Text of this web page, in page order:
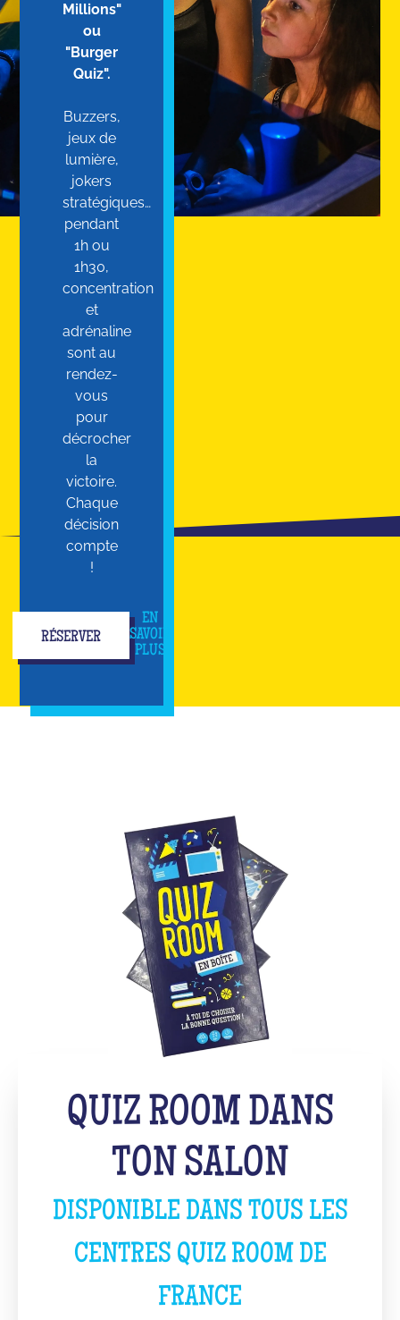
Millions"
ou
"Burger
Quiz".
Buzzers,
jeux de
lumière,
jokers
stratégiques…
pendant
1h ou
1h30,
concentration
et
adrénaline
sont au
rendez-
vous
pour
décrocher
la
victoire.
Chaque
décision
compte
!
RÉSERVER
EN
SAVOIR
PLUS
QUIZ ROOM DANS
TON SALON
DISPONIBLE DANS TOUS LES
CENTRES QUIZ ROOM DE
FRANCE